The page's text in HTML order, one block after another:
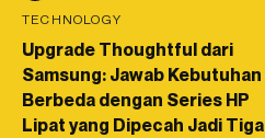
TECHNOLOGY
Upgrade Thoughtful dari
Samsung: Jawab Kebutuhan
Berbeda dengan Series HP
Lipat yang Dipecah Jadi Tiga